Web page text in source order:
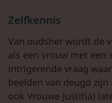
Zelfkennis
Van oudsher wordt de
als een vrouw met een
intrigerende vraag
beelden van deugd
ook Vrouwe Justitia)